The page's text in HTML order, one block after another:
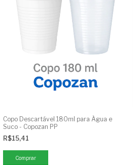
Copo Descartável 180ml para Água e
Suco - Copozan PP
R$15,41
Comprar